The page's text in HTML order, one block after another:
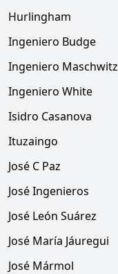
Hurlingham
Ingeniero Budge
Ingeniero Maschwitz
Ingeniero White
Isidro Casanova
Ituzaingo
José C Paz
José Ingenieros
José León Suárez
José María Jáuregui
José Mármol